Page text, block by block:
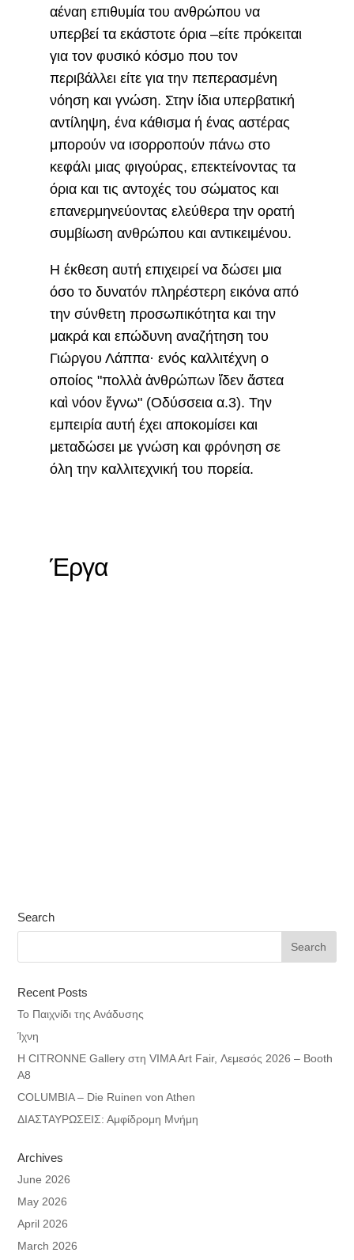
αέναη επιθυμία του ανθρώπου να
υπερβεί τα εκάστοτε όρια –είτε πρόκειται
για τον φυσικό κόσμο που τον
περιβάλλει είτε για την πεπερασμένη
νόηση και γνώση. Στην ίδια υπερβατική
αντίληψη, ένα κάθισμα ή ένας αστέρας
μπορούν να ισορροπούν πάνω στο
κεφάλι μιας φιγούρας, επεκτείνοντας τα
όρια και τις αντοχές του σώματος και
επανερμηνεύοντας ελεύθερα την ορατή
συμβίωση ανθρώπου και αντικειμένου.
Η έκθεση αυτή επιχειρεί να δώσει μια
όσο το δυνατόν πληρέστερη εικόνα από
την σύνθετη προσωπικότητα και την
μακρά και επώδυνη αναζήτηση του
Γιώργου Λάππα· ενός καλλιτέχνη ο
οποίος "πολλὰ ἀνθρώπων ἴδεν ἄστεα
καὶ νόον ἔγνω" (Οδύσσεια α.3). Την
εμπειρία αυτή έχει αποκομίσει και
μεταδώσει με γνώση και φρόνηση σε
όλη την καλλιτεχνική του πορεία.
Έργα
Search
Recent Posts
Το Παιχνίδι της Ανάδυσης
Ίχνη
Η CITRONNE Gallery στη VIMA Art Fair, Λεμεσός 2026 – Booth
A8
COLUMBIA – Die Ruinen von Athen
ΔΙΑΣΤΑΥΡΩΣΕΙΣ: Αμφίδρομη Μνήμη
Archives
June 2026
May 2026
April 2026
March 2026